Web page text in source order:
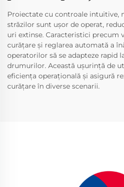
Proiectate cu controale intuitive,
străzilor sunt ușor de operat,
uri extinse. Caracteristici precum
curățare și reglarea automată a
operatorilor să se adapteze rapid
drumurilor. Această ușurință de
eficiența operațională și asigură
curățare în diverse scenarii.